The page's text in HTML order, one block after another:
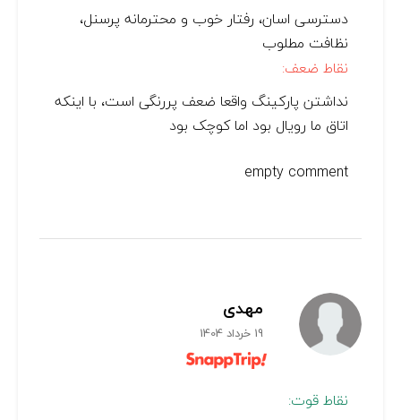
دسترسی اسان، رفتار خوب و محترمانه پرسنل،
نظافت مطلوب
نقاط ضعف:
نداشتن پارکینگ واقعا ضعف پررنگی است، با اینکه
اتاق ما رویال بود اما کوچک بود
empty comment
مهدی
19 خرداد 1404
نقاط قوت: